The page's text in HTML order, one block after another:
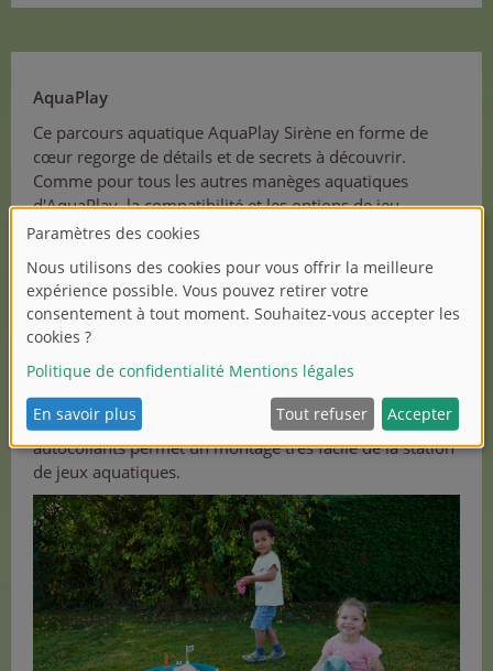
AquaPlay
Ce parcours aquatique AquaPlay Sirène en forme de
cœur regorge de détails et de secrets à découvrir.
Comme pour tous les autres manèges aquatiques
d'AquaPlay, la compatibilité et les options de jeu
illimitées sont ici aussi prioritaires. Le toboggan
avec d'autres toboggans AquaPlay. Pour que le soleil ou
la pluie ne puissent pas endommager le jouet
aquatique, le parcours présente une résistance élevée
barboter dans le jardin, sur la terrasse ou le balcon. Le
système d'emboîtement intelligent avec des pinces de
fixation pratiques et des joints en caoutchouc
autocollants permet un montage très facile de la station
de jeux aquatiques.